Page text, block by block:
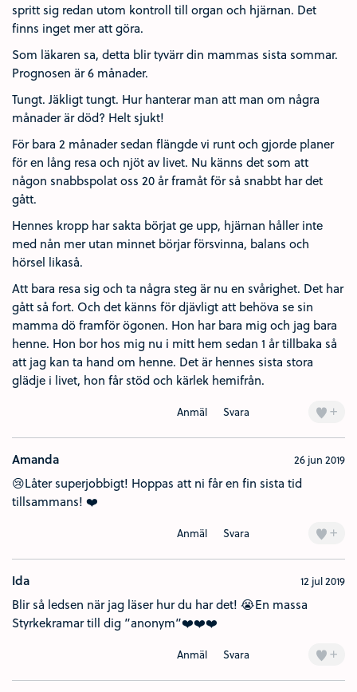
spritt sig redan utom kontroll till organ och hjärnan. Det
finns inget mer att göra.
Som läkaren sa, detta blir tyvärr din mammas sista sommar.
Prognosen är 6 månader.
Tungt. Jäkligt tungt. Hur hanterar man att man om några
månader är död? Helt sjukt!
För bara 2 månader sedan flängde vi runt och gjorde planer
för en lång resa och njöt av livet. Nu känns det som att
någon snabbspolat oss 20 år framåt för så snabbt har det
gått.
Hennes kropp har sakta börjat ge upp, hjärnan håller inte
med nån mer utan minnet börjar försvinna, balans och
hörsel likaså.
Att bara resa sig och ta några steg är nu en svårighet. Det har
gått så fort. Och det känns för djävligt att behöva se sin
mamma dö framför ögonen. Hon har bara mig och jag bara
henne. Hon bor hos mig nu i mitt hem sedan 1 år tillbaka så
att jag kan ta hand om henne. Det är hennes sista stora
glädje i livet, hon får stöd och kärlek hemifrån.
Anmäl Svara +
Amanda 26 jun 2019
😢Låter superjobbigt! Hoppas att ni får en fin sista tid
tillsammans! ❤️
Anmäl Svara +
Ida 12 jul 2019
Blir så ledsen när jag läser hur du har det! 😭En massa
Styrkekramar till dig ”anonym”❤️❤️❤️
Anmäl Svara +